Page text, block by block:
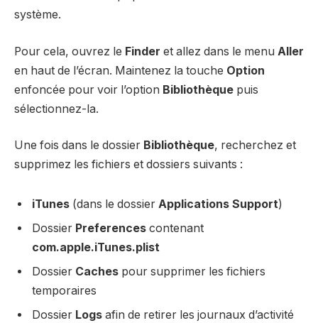
système.
Pour cela, ouvrez le Finder et allez dans le menu Aller
en haut de l’écran. Maintenez la touche Option
enfoncée pour voir l’option Bibliothèque puis
sélectionnez-la.
Une fois dans le dossier Bibliothèque, recherchez et
supprimez les fichiers et dossiers suivants :
iTunes (dans le dossier Applications Support)
Dossier Preferences contenant
com.apple.iTunes.plist
Dossier Caches pour supprimer les fichiers
temporaires
Dossier Logs afin de retirer les journaux d’activité